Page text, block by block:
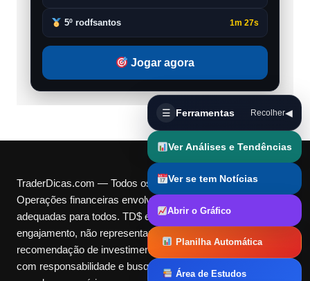
5º rodfsantos 1m 27s
Jogar agora
TraderDicas.com — Todos os direitos reservados.
Operações financeiras envolvem riscos e podem não ser
adequadas para todos. TD$ e Cotas são pontos digitais de
engajamento, não representam dinheiro real nem
recomendação de investimento. Utilize nossas ferramentas
com responsabilidade e busque orientação independente
☰ Ferramentas Recolher◀
Ver Análises e Tendências
Ver se tem Notícias
Abrir o Gráfico
Planilha Automática
Área de Estudos